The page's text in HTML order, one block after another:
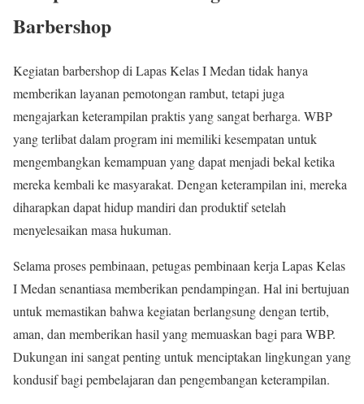
Barbershop
Kegiatan barbershop di Lapas Kelas I Medan tidak hanya
memberikan layanan pemotongan rambut, tetapi juga
mengajarkan keterampilan praktis yang sangat berharga. WBP
yang terlibat dalam program ini memiliki kesempatan untuk
mengembangkan kemampuan yang dapat menjadi bekal ketika
mereka kembali ke masyarakat. Dengan keterampilan ini, mereka
diharapkan dapat hidup mandiri dan produktif setelah
menyelesaikan masa hukuman.
Selama proses pembinaan, petugas pembinaan kerja Lapas Kelas
I Medan senantiasa memberikan pendampingan. Hal ini bertujuan
untuk memastikan bahwa kegiatan berlangsung dengan tertib,
aman, dan memberikan hasil yang memuaskan bagi para WBP.
Dukungan ini sangat penting untuk menciptakan lingkungan yang
kondusif bagi pembelajaran dan pengembangan keterampilan.